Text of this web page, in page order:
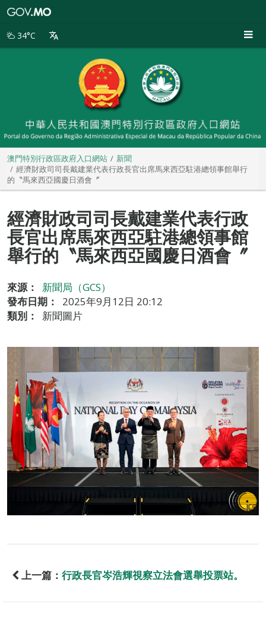
別
34°C
澳門特別行政區政府入口網站
新聞
經濟財政司司長戴建業代表行政長官出席馬來西亞駐港總領事館舉行
的〝馬來西亞國慶日酒會〞
經濟財政司司長戴建業代表行政
長官出席馬來西亞駐港總領事館
舉行的〝馬來西亞國慶日酒會〞
來源：
新聞局（GCS）
發布日期：
2025年9月12日 20:12
類別：
新聞圖片
上一篇： 行政長官岑浩輝視察立法會選舉投票站。